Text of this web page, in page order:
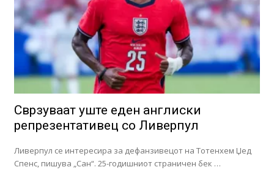
Сврзуваат уште еден англиски
репрезентативец со Ливерпул
Ливерпул се интересира за дефанзивецот на Тотенхем Џед
Спенс, пишува „Сан“. 25-годишниот страничен бек …